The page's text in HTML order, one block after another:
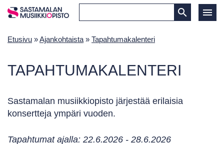
Etusivu »Ajankohtaista » Tapahtumakalenteri
TAPAHTUMAKALENTERI
Sastamalan musiikkiopisto järjestää erilaisia
konsertteja ympäri vuoden.
Tapahtumat ajalla: 22.6.2026 - 28.6.2026